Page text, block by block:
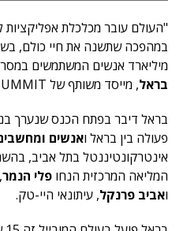
"העולם עובר מכלכלת
במהפכה שתשנה את חיי כולם,
מיליארד אנשים המשתמשים
בראל, מייסד משותף של CHATBOT SUMMIT.
בראל דיבר בפתח הכנס שנערך
פעולה בין בראל ואנשים
המליאה המרכזית הנחו פלי הנמר
ואביב פרנקל, עיתונאי היי-טק.